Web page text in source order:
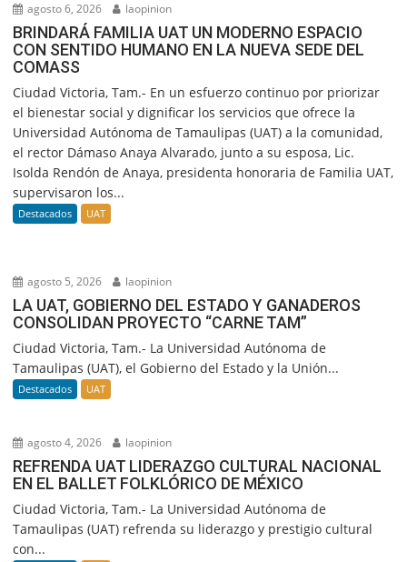
agosto 6, 2026 laopinion
BRINDARÁ FAMILIA UAT UN MODERNO ESPACIO
CON SENTIDO HUMANO EN LA NUEVA SEDE DEL
COMASS
Ciudad Victoria, Tam.- En un esfuerzo continuo por priorizar
el bienestar social y dignificar los servicios que ofrece la
Universidad Autónoma de Tamaulipas (UAT) a la comunidad,
el rector Dámaso Anaya Alvarado, junto a su esposa, Lic.
Isolda Rendón de Anaya, presidenta honoraria de Familia UAT,
supervisaron los...
Destacados UAT
agosto 5, 2026 laopinion
LA UAT, GOBIERNO DEL ESTADO Y GANADEROS
CONSOLIDAN PROYECTO “CARNE TAM”
Ciudad Victoria, Tam.- La Universidad Autónoma de
Tamaulipas (UAT), el Gobierno del Estado y la Unión...
Destacados UAT
agosto 4, 2026 laopinion
REFRENDA UAT LIDERAZGO CULTURAL NACIONAL
EN EL BALLET FOLKLÓRICO DE MÉXICO
Ciudad Victoria, Tam.- La Universidad Autónoma de
Tamaulipas (UAT) refrenda su liderazgo y prestigio cultural
con...